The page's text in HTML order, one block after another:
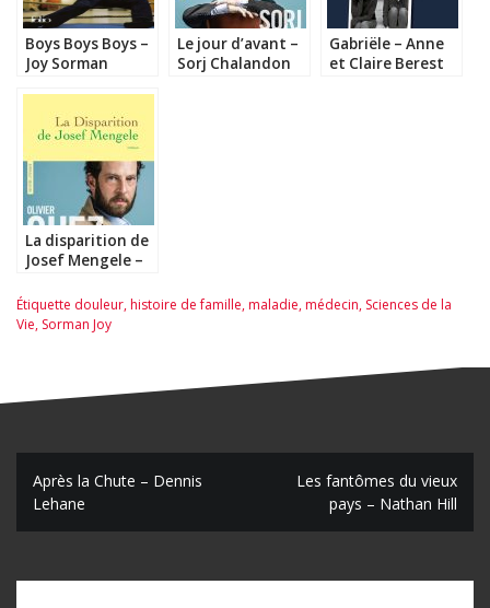
Boys Boys Boys –
Joy Sorman
Le jour d’avant –
Sorj Chalandon
Gabriële – Anne
et Claire Berest
La disparition de
Josef Mengele –
Étiquette douleur,histoire de famille,maladie,médecin, Sciences de la
Vie, Sorman Joy
N
a
Après la Chute – Dennis
Lehane
Les fantômes du vieux
pays – Nathan Hill